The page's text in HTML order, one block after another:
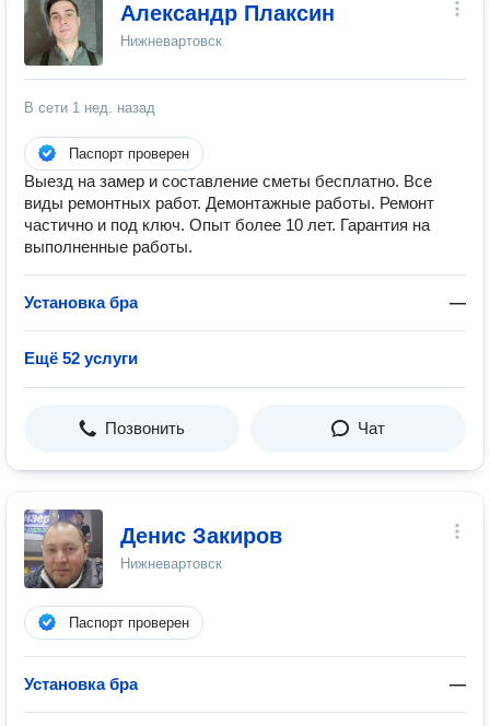
Александр Плаксин
Нижневартовск
В сети 1 нед. назад
Паспорт проверен
Выезд на замер и составление сметы бесплатно. Все
виды ремонтных работ. Демонтажные работы. Ремонт
частично и под ключ. Опыт более 10 лет. Гарантия на
выполненные работы.
Установка бра —
Ещё 52 услуги
Позвонить Чат
Денис Закиров
Нижневартовск
Паспорт проверен
Установка бра —